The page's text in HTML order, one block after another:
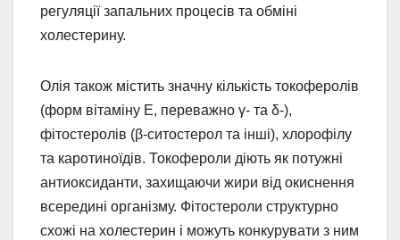
регуляції запальних процесів та обміні
холестерину.
Олія також містить значну кількість токоферолів
(форм вітаміну E, переважно γ- та δ-),
фітостеролів (β-ситостерол та інші), хлорофілу
та каротиноїдів. Токофероли діють як потужні
антиоксиданти, захищаючи жири від окиснення
всередині організму. Фітостероли структурно
схожі на холестерин і можуть конкурувати з ним